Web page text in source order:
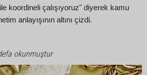
koordineli çalışıyoruz" diyerek kamu
anlayışının altını çizdi.
okunmuştur